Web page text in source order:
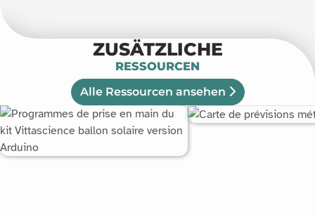
ZUSÄTZLICHE
RESSOURCEN
Alle Ressourcen ansehen